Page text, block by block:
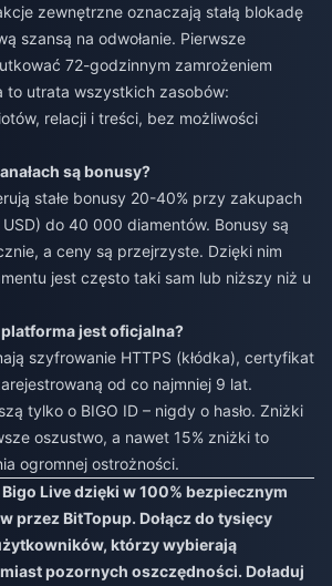
zewnętrzne oznaczają stałą blokadę
szansą na odwołanie. Pierwsze
72-godzinnym zamrożeniem
to utrata wszystkich zasobów:
relacji i treści, bez możliwości
są bonusy?
stałe bonusy 20-40% przy zakupach
do 40 000 diamentów. Bonusy są
a ceny są przejrzyste. Dzięki nim
jest często taki sam lub niższy niż u
jest oficjalna?
szyfrowanie HTTPS (kłódka), certyfikat
od co najmniej 9 lat.
tylko o BIGO ID – nigdy o hasło. Zniżki
oszustwo, a nawet 15% zniżki to
ogromnej ostrożności.
Live dzięki w 100% bezpiecznym
przez BitTopup. Dołącz do tysięcy
którzy wybierają
pozornych oszczędności. Doładuj